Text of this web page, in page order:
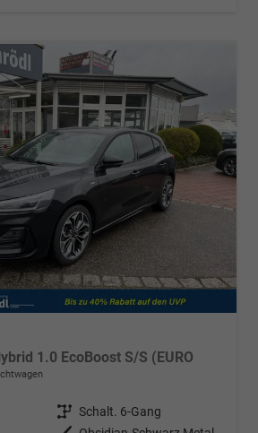
1.0 EcoBoost S/S (EURO
Getriebe Schalt. 6-Gang